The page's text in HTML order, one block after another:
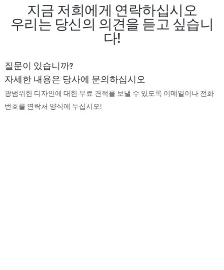
지금 저희에게 연락하십시오
우리는 당신의 의견을 듣고 싶습니
다!
질문이 있습니까?
자세한 내용은 당사에 문의하십시오
광범위한 디자인에 대한 무료 견적을 보낼 수 있도록 이메일이나 전화
번호를 연락처 양식에 두십시오!